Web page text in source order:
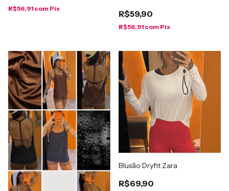
R$56,91 com Pix
R$59,90
R$56,91 com Pix
Blusão Dryfit Zara
R$69,90